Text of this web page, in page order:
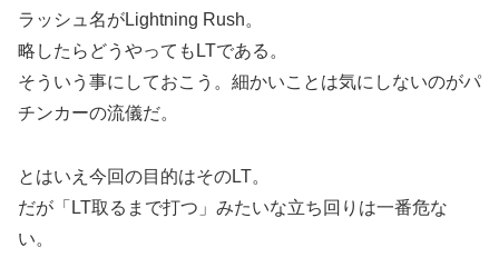
ラッシュ名がLightning Rush。
略したらどうやってもLTである。
そういう事にしておこう。細かいことは気にしないのがパ
チンカーの流儀だ。
とはいえ今回の目的はそのLT。
だが「LT取るまで打つ」みたいな立ち回りは一番危な
い。